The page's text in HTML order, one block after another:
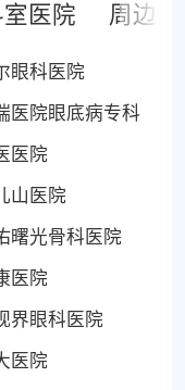
医院 周边
眼科医院
医院眼底病专科
医院
山医院
曙光骨科医院
医院
界眼科医院
医院